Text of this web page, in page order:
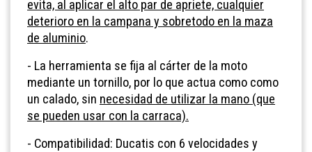
evita, al aplicar el alto par de apriete, cualquier
deterioro en la campana y sobretodo en la maza
de aluminio.
- La herramienta se fija al cárter de la moto
mediante un tornillo, por lo que actua como como
un calado, sin necesidad de utilizar la mano (que
se pueden usar con la carraca).
- Compatibilidad: Ducatis con 6 velocidades y